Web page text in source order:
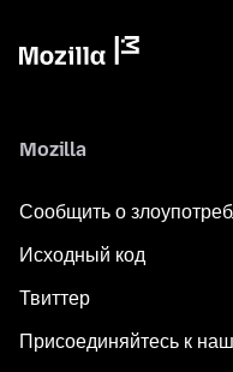
Mozilla
Сообщить о
Исходный код
Твиттер
Присоединяйтесь к